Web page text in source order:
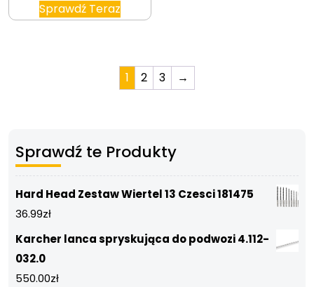
Sprawdź Teraz
1 2 3 →
Sprawdź te Produkty
Hard Head Zestaw Wiertel 13 Czesci 181475
36.99zł
Karcher lanca spryskująca do podwozi 4.112-
032.0
550.00zł